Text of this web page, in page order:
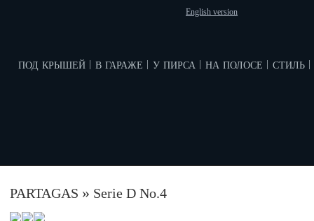
English version
под крышей в гараже у пирса на полосе стиль
PARTAGAS » Serie D No.4